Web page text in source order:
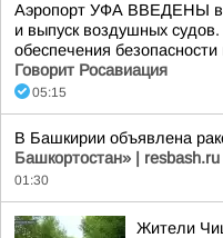
Аэропорт УФА ВВЕДЕНЫ
и выпуск воздушных
обеспечения безопасности
Говорит Росавиация
05:15
В Башкирии объявлена
Башкортостан» | resbash.ru
01:30
Жители